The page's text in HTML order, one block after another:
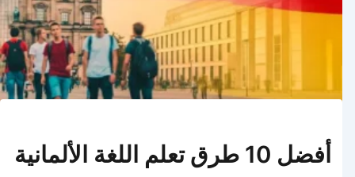
أفضل 10 طرق تعلم اللغة الألمانية